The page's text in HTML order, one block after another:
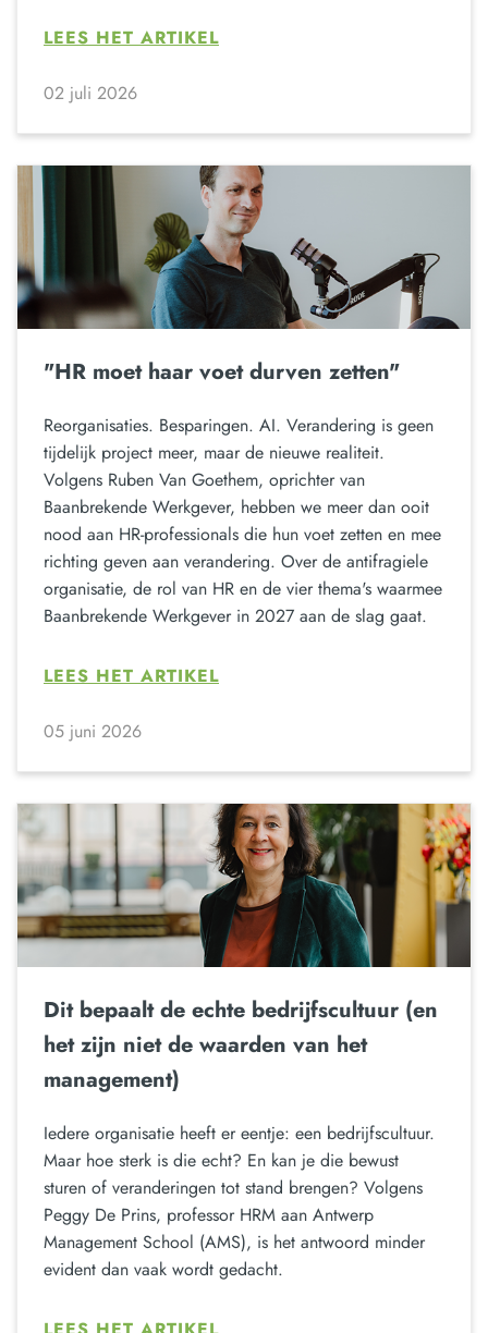
LEES HET ARTIKEL
02 juli 2026
"HR moet haar voet durven zetten"
Reorganisaties. Besparingen. AI. Verandering is geen
tijdelijk project meer, maar de nieuwe realiteit.
Volgens Ruben Van Goethem, oprichter van
Baanbrekende Werkgever, hebben we meer dan ooit
nood aan HR-professionals die hun voet zetten en mee
richting geven aan verandering. Over de antifragiele
organisatie, de rol van HR en de vier thema's waarmee
Baanbrekende Werkgever in 2027 aan de slag gaat.
LEES HET ARTIKEL
05 juni 2026
Dit bepaalt de echte bedrijfscultuur (en
het zijn niet de waarden van het
management)
Iedere organisatie heeft er eentje: een bedrijfscultuur.
Maar hoe sterk is die echt? En kan je die bewust
sturen of veranderingen tot stand brengen? Volgens
Peggy De Prins, professor HRM aan Antwerp
Management School (AMS), is het antwoord minder
evident dan vaak wordt gedacht.